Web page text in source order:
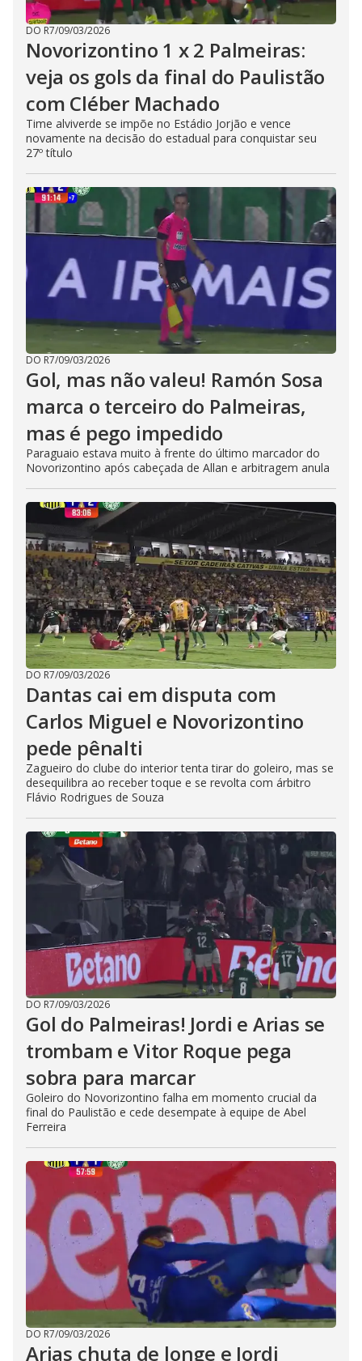
DO R7/09/03/2026
Novorizontino 1 x 2 Palmeiras:
veja os gols da final do Paulistão
com Cléber Machado
Time alviverde se impõe no Estádio Jorjão e vence
novamente na decisão do estadual para conquistar seu
27º título
DO R7/09/03/2026
Gol, mas não valeu! Ramón Sosa
marca o terceiro do Palmeiras,
mas é pego impedido
Paraguaio estava muito à frente do último marcador do
Novorizontino após cabeçada de Allan e arbitragem anula
DO R7/09/03/2026
Dantas cai em disputa com
Carlos Miguel e Novorizontino
pede pênalti
Zagueiro do clube do interior tenta tirar do goleiro, mas se
desequilibra ao receber toque e se revolta com árbitro
Flávio Rodrigues de Souza
DO R7/09/03/2026
Gol do Palmeiras! Jordi e Arias se
trombam e Vitor Roque pega
sobra para marcar
Goleiro do Novorizontino falha em momento crucial da
final do Paulistão e cede desempate à equipe de Abel
Ferreira
DO R7/09/03/2026
Arias chuta de longe e Jordi